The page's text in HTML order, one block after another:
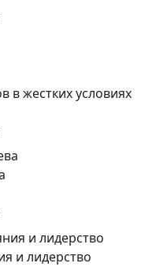
в жестких условиях
и лидерство